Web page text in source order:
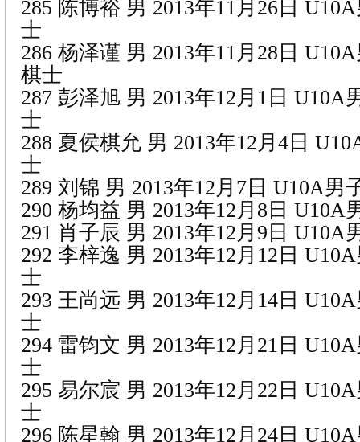
285 陈博裕 男 2013年11月26日
士
286 杨泽谨 男 2013年11月28日
棋士
287 彭泽旭 男 2013年12月1日 U10A
士
288 夏侯棋允 男 2013年12月4日
士
289 刘锦 男 2013年12月7日 U10A男
290 杨均益 男 2013年12月8日 U10A
291 肖子辰 男 2013年12月9日 U10A
292 李梓逸 男 2013年12月12日
士
293 王尚远 男 2013年12月14日
士
294 雷钧文 男 2013年12月21日
士
295 易尔宸 男 2013年12月22日
士
296 陈星翰 男 2013年12月24日